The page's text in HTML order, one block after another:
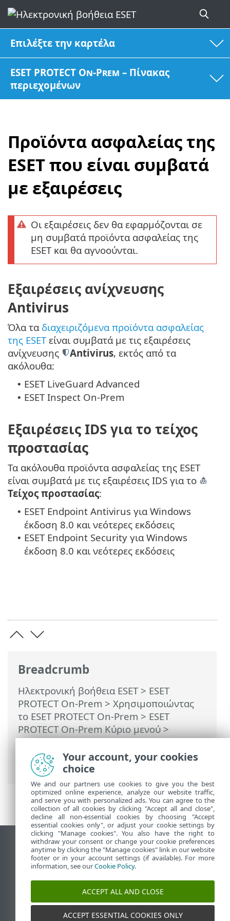
Επιλέξτε την καρτέλα
ESET PROTECT On-Prem – Πίνακας
περιεχομένων
Προϊόντα ασφαλείας της
ESET που είναι συμβατά
με εξαιρέσεις
Breadcrumb
Ηλεκτρονική βοήθεια ESET> ESET
PROTECT On-Prem > Χρησιμοποιώντας
το ESET PROTECT On-Prem > ESET
PROTECT On-Prem Κύριο μενού>
Ανιχνεύσεις>Δημιουργία εξαίρεσης>
Προϊόντα ασφαλείας της ESET που είναι
συμβατά με εξαιρέσεις
Οι εξαιρέσεις δεν θα εφαρμόζονται σε
μη συμβατά προϊόντα ασφαλείας της
ESET και θα αγνοούνται.
Εξαιρέσεις ανίχνευσης
Antivirus
Όλα τα διαχειριζόμενα προϊόντα ασφαλείας
της ESETείναι συμβατά με τις εξαιρέσεις
ανίχνευσης
Antivirus, εκτός από τα
ακόλουθα:
• ESET LiveGuard Advanced
• ESET Inspect On-Prem
Εξαιρέσεις IDS για το τείχος
προστασίας
Τα ακόλουθα προϊόντα ασφαλείας της ESET
είναι συμβατά με τις εξαιρέσεις IDS για το
Τείχος προστασίας:
• ESET Endpoint Antivirus για Windows
έκδοση 8.0 και νεότερες εκδόσεις
• ESET Endpoint Security για Windows
έκδοση 8.0 και νεότερες εκδόσεις
Προβολή ιστότοπου επιφάνειας εργασίας
End of Life
Γνωσιακή βάση ESET
Ομάδα συζήτησης ESET
ESET Status Portal
Τοπική υποστήριξη
Your account, your cookies
choice
We and our partners use cookies to give you the best
optimized online experience, analyze our website traffic,
and serve you with personalized ads. You can agree to the
collection of all cookies by clicking "Accept all and close",
decline all non-essential cookies by choosing "Accept
essential cookies only", or adjust your cookie settings by
clicking "Manage cookies". You also have the right to
withdraw your consent or change your cookie preferences
anytime by clicking the "Manage cookies" link in our website
footer or in your account settings (if available). For more
information, see ourCookie Policy.
ACCEPT ALL AND CLOSE
ACCEPT ESSENTIAL COOKIES ONLY